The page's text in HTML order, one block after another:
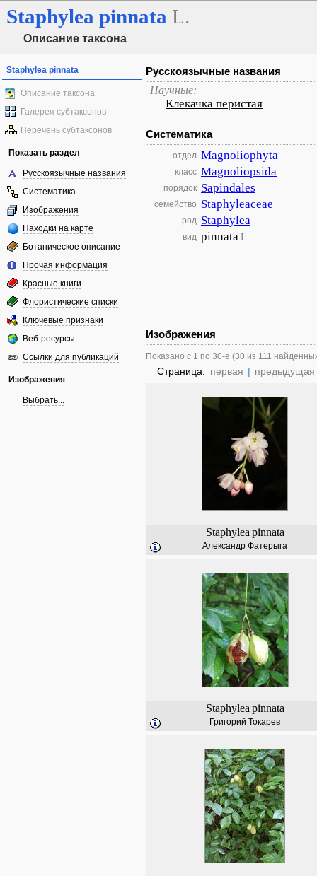
Staphylea pinnata L.
Описание таксона
Staphylea pinnata
Описание таксона
Галерея субтаксонов
Перечень субтаксонов
Показать раздел
Русскоязычные названия
Систематика
Изображения
Находки на карте
Ботаническое описание
Прочая информация
Красные книги
Флористические списки
Ключевые признаки
Веб-ресурсы
Ссылки для публикаций
Изображения
Выбрать...
Русскоязычные названия
Научные:
Клекачка перистая
Систематика
отдел Magnoliophyta
класс Magnoliopsida
порядок Sapindales
семейство Staphyleaceae
род Staphylea
вид pinnataL.
Изображения
Показано с 1 по 30-е (30 из 111
Страница: первая | предыдущая
Staphylea pinnata
Александр Фатерыга
Staphylea pinnata
Григорий Токарев